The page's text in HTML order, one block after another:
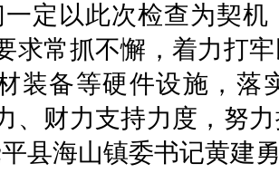
一定以此次检查为契
求常抓不懈，着力打
装备等硬件设施，落
、财力支持力度，努
县海山镇委书记黄建